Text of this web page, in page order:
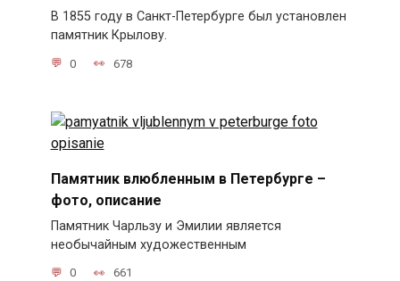
В 1855 году в Санкт-Петербурге был установлен
памятник Крылову.
0 678
Памятник влюбленным в Петербурге –
фото, описание
Памятник Чарльзу и Эмилии является
необычайным художественным
0 661